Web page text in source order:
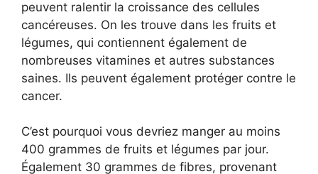
peuvent ralentir la croissance des cellules
cancéreuses. On les trouve dans les fruits et
légumes, qui contiennent également de
nombreuses vitamines et autres substances
saines. Ils peuvent également protéger contre le
cancer.
C’est pourquoi vous devriez manger au moins
400 grammes de fruits et légumes par jour.
Également 30 grammes de fibres, provenant